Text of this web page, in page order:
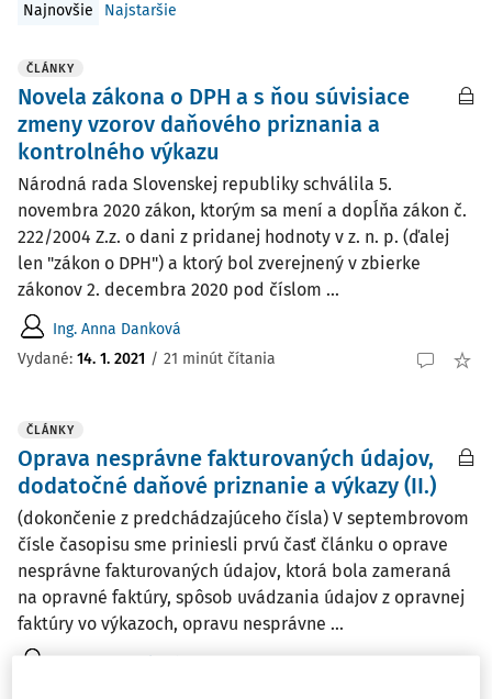
Najnovšie
Najstaršie
ČLÁNKY
Novela zákona o DPH a s ňou súvisiace
zmeny vzorov daňového priznania a
kontrolného výkazu
Národná rada Slovenskej republiky schválila 5.
novembra 2020 zákon, ktorým sa mení a dopĺňa zákon č.
222/2004 Z.z. o dani z pridanej hodnoty v z. n. p. (ďalej
len "zákon o DPH") a ktorý bol zverejnený v zbierke
zákonov 2. decembra 2020 pod číslom ...
Ing. Anna Danková
Vydané: 14. 1. 2021 / 21 minút čítania
ČLÁNKY
Oprava nesprávne fakturovaných údajov,
dodatočné daňové priznanie a výkazy (II.)
(dokončenie z predchádzajúceho čísla) V septembrovom
čísle časopisu sme priniesli prvú časť článku o oprave
nesprávne fakturovaných údajov, ktorá bola zameraná
na opravné faktúry, spôsob uvádzania údajov z opravnej
faktúry vo výkazoch, opravu nesprávne ...